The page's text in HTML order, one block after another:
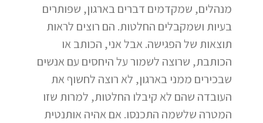
מנהלים, שמקדמים דברים בארגון, שפותרים
בעיות ושמקבלים החלטות. הם רוצים לראות
תוצאות של הפגישה. אבל אני, הכותב או
הכותבת, שרוצה לשמור על היחסים עם אנשים
שבכירים ממני בארגון, לא רוצה לחשוף את
העובדה שהם לא קיבלו החלטות, למרות שזו
המטרה שלשמה התכנסו. אם אהיה אותנטית